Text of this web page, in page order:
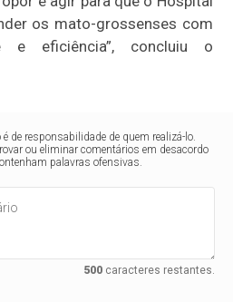
os mato-grossenses com
e eficiência”, concluiu o
de responsabilidade de quem realizá-lo.
ou eliminar comentários em desacordo
palavras ofensivas.
500caracteres restantes.